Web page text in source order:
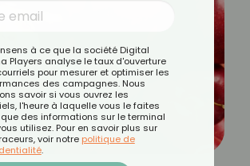
à ce que la société Digital
Players analyse le taux d'ouverture
pour mesurer et optimiser les
des campagnes. Nous
savoir si vous ouvrez les
l'heure à laquelle vous le faites
des informations sur le terminal
utilisez. Pour en savoir plus sur
voir notre politique de
.